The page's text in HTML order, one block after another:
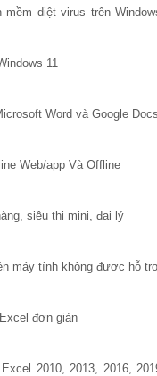
mềm diệt virus trên
11
Word và Google
Web/app Và Offline
siêu thị mini, đại lý
máy tính không được hỗ
đơn giản
2010, 2013, 2016,